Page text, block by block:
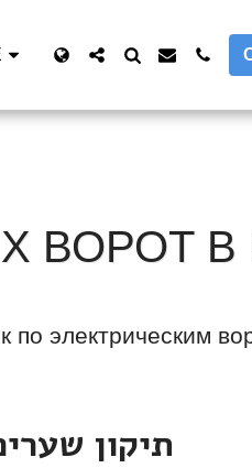
ВОРОТ В
по электрическим
תיקון